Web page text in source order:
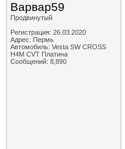
Варвар59
Продвинутый
Регистрация: 26.03.2020
Адрес: Пермь
Автомобиль: Vesta SW CROSS
H4M CVT Платина
Сообщений: 8,890